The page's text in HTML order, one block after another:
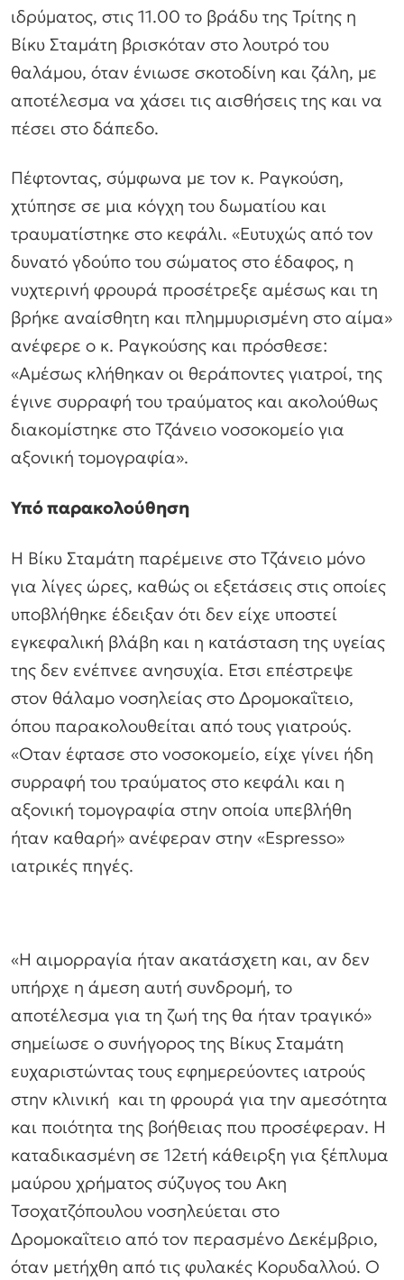
ιδρύματος, στις 11.00 το βράδυ της Τρίτης η
Βίκυ Σταμάτη βρισκόταν στο λουτρό του
θαλάμου, όταν ένιωσε σκοτοδίνη και ζάλη, με
αποτέλεσμα να χάσει τις αισθήσεις της και να
πέσει στο δάπεδο.
Πέφτοντας, σύμφωνα με τον κ. Ραγκούση,
χτύπησε σε μια κόγχη του δωματίου και
τραυματίστηκε στο κεφάλι. «Ευτυχώς από τον
δυνατό γδούπο του σώματος στο έδαφος, η
νυχτερινή φρουρά προσέτρεξε αμέσως και τη
βρήκε αναίσθητη και πλημμυρισμένη στο αίμα»
ανέφερε ο κ. Ραγκούσης και πρόσθεσε:
«Αμέσως κλήθηκαν οι θεράποντες γιατροί, της
έγινε συρραφή του τραύματος και ακολούθως
διακομίστηκε στο Τζάνειο νοσοκομείο για
αξονική τομογραφία».
Υπό παρακολούθηση
Η Βίκυ Σταμάτη παρέμεινε στο Τζάνειο μόνο
για λίγες ώρες, καθώς οι εξετάσεις στις οποίες
υποβλήθηκε έδειξαν ότι δεν είχε υποστεί
εγκεφαλική βλάβη και η κατάσταση της υγείας
της δεν ενέπνεε ανησυχία. Ετσι επέστρεψε
στον θάλαμο νοσηλείας στο Δρομοκαΐτειο,
όπου παρακολουθείται από τους γιατρούς.
«Οταν έφτασε στο νοσοκομείο, είχε γίνει ήδη
συρραφή του τραύματος στο κεφάλι και η
αξονική τομογραφία στην οποία υπεβλήθη
ήταν καθαρή» ανέφεραν στην «Espresso»
ιατρικές πηγές.
«Η αιμορραγία ήταν ακατάσχετη και, αν δεν
υπήρχε η άμεση αυτή συνδρομή, το
αποτέλεσμα για τη ζωή της θα ήταν τραγικό»
σημείωσε ο συνήγορος της Βίκυς Σταμάτη
ευχαριστώντας τους εφημερεύοντες ιατρούς
στην κλινική και τη φρουρά για την αμεσότητα
και ποιότητα της βοήθειας που προσέφεραν. Η
καταδικασμένη σε 12ετή κάθειρξη για ξέπλυμα
μαύρου χρήματος σύζυγος του Ακη
Τσοχατζόπουλου νοσηλεύεται στο
Δρομοκαΐτειο από τον περασμένο Δεκέμβριο,
όταν μετήχθη από τις φυλακές Κορυδαλλού. Ο